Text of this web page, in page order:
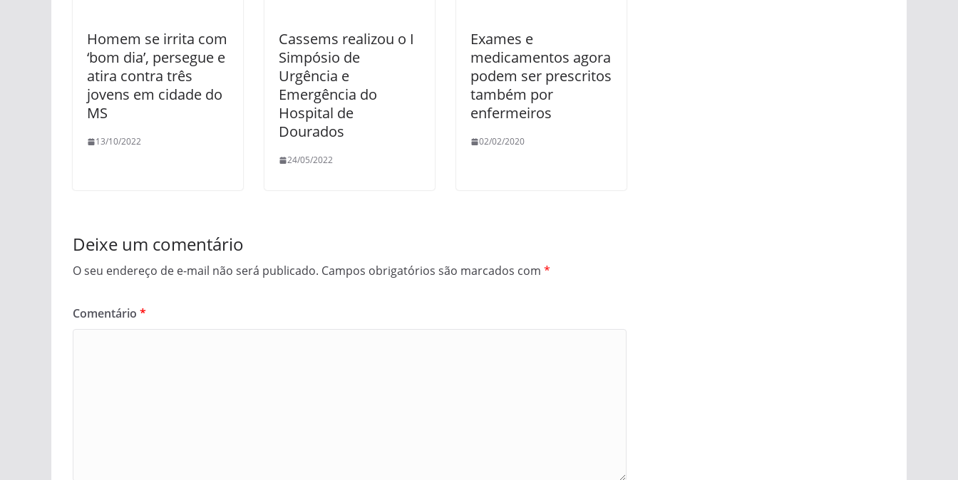
Homem se irrita com
‘bom dia’, persegue e
atira contra três
jovens em cidade do
MS
13/10/2022
Cassems realizou o I
Simpósio de
Urgência e
Emergência do
Hospital de
Dourados
24/05/2022
Exames e
medicamentos agora
podem ser prescritos
também por
enfermeiros
02/02/2020
Deixe um comentário
O seu endereço de e-mail não será publicado. Campos obrigatórios são marcados com *
Comentário *